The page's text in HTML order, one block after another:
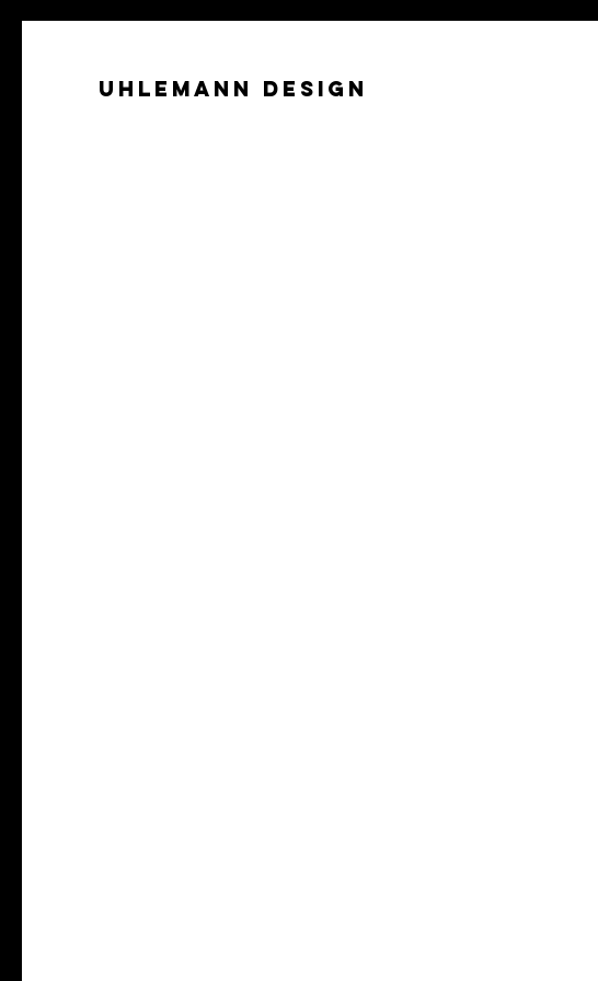
Uhlemann Design